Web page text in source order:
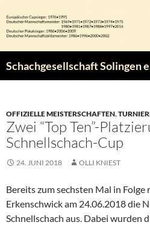
Inhalt
springen
Schachgesellschaft Solingen
OFFIZIELLE MEISTERSCHAFTEN,
Zwei “Top Ten”-
Schnellschach-Cup
24. JUNI 2018 OLLI KNIEST
Bereits zum sechsten Mal in Folge
Erkenschwick am 24.06.2018 die
Schnellschach aus. Dabei wurden